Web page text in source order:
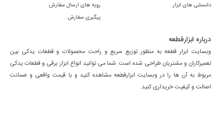
دانستنی های ابزار
رویه های ارسال سفارش
پیگیری سفارش
درباره ابزارقطعه
وبسایت ابزار قطعه به منظور توزیع سریع و راحت محصولات و قطعات یدکی بین
تعمیرکاران و مشتریان طراحی شده است. شما می توانید انواع ابزار برقی و قطعات یدکی
مربوط به آن ها را در وبسایت ابزارقطعه مشاهده کنید و با قیمت واقعی و ضمانت
اصالت و کیفیت خریداری کنید.